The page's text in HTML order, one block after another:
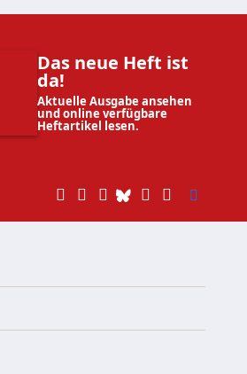
Das neue Heft ist
da!
Aktuelle Ausgabe ansehen
und online verfügbare
Heftartikel lesen.